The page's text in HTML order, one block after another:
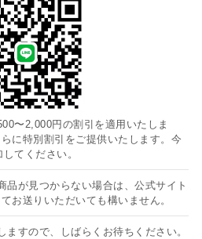
〜2,000円の割引を適用いたしま
に特別割引をご提供いたします。今
てください。
品が見つからない場合は、公式サイト
お送りいただいても構いません。
すので、しばらくお待ちください。